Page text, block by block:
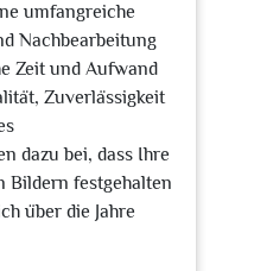
umfangreiche
Nachbearbeitung
Zeit und Aufwand
Zuverlässigkeit
dazu bei, dass Ihre
Bildern festgehalten
über die Jahre